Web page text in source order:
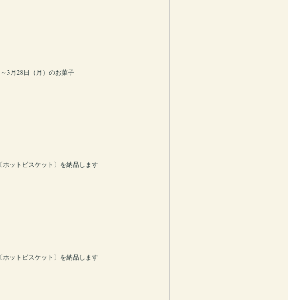
3月28日（月）のお菓子
ホットビスケット〕を納品します
ホットビスケット〕を納品します